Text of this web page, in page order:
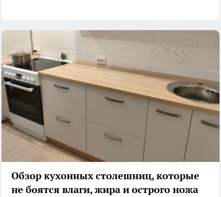
Обзор кухонных столешниц, которые
не боятся влаги, жира и острого ножа